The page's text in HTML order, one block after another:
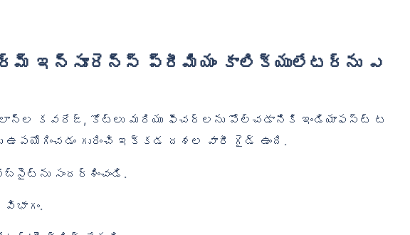
కవరేజ్, కోట్‌లు మరియు ఫీచర్‌లను పోల్చడానికి ఇండియాఫస్ట్ ట
గురించి ఇక్కడ దశల వారీ గైడ్ ఉంది.
వెబ్‌సైట్‌ను సందర్శించండి.